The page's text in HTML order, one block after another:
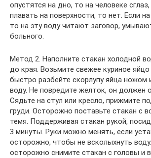
опустятся на дно, то на человеке
плавать на поверхности, то нет. Если
то на эту воду читают заговор,
больного.
Метод 2. Наполните стакан холодной
до края. Возьмите свежее куриное
быстро разбейте скорлупу яйца ножом
воду. Не повредите желток, он должен
Сядьте на стул или кресло, прижмите
груди. Осторожно поставьте стакан с
темя. Поддерживая стакан рукой,
3 минуты. Руки можно менять, если
осторожно, чтобы не всколыхнуть
осторожно снимите стакан с головы и